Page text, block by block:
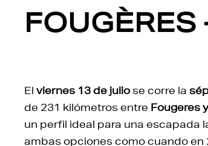
El viernes 13 de julio se corre la
de 231 kilómetros entre Fougeres
un perfil ideal para una escapada
ambas opciones como cuando en